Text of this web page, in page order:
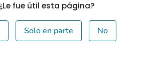
fue útil esta página?
Solo en parte No